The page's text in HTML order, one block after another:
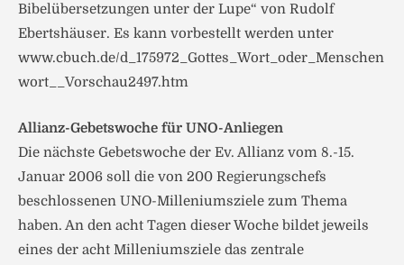
Bibelübersetzungen unter der Lupe“ von Rudolf
Ebertshäuser. Es kann vorbestellt werden unter
www.cbuch.de/d_175972_Gottes_Wort_oder_Menschen
wort__Vorschau2497.htm
Allianz-Gebetswoche für UNO-Anliegen
Die nächste Gebetswoche der Ev. Allianz vom 8.-15.
Januar 2006 soll die von 200 Regierungschefs
beschlossenen UNO-Milleniumsziele zum Thema
haben. An den acht Tagen dieser Woche bildet jeweils
eines der acht Milleniumsziele das zentrale